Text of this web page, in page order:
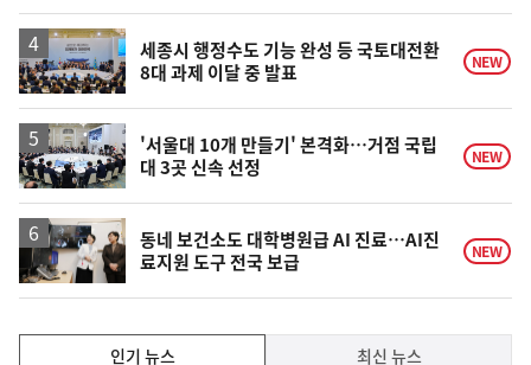
계
승
세종시 행정수도 기능 완성 등 국토대전환
8대 과제 이달 중 발표
NEW
'서울대 10개 만들기' 본격화…거점 국립
대 3곳 신속 선정
NEW
동네 보건소도 대학병원급 AI 진료…AI진
료지원 도구 전국 보급
NEW
인기 뉴스 최신 뉴스